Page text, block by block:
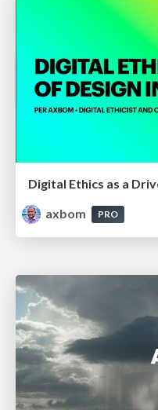
Digital Ethics as a
axbom
PRO